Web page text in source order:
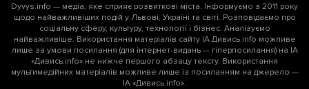
Dyvys.info — медіа, яке сприяє розвиткові міста. Інформуємо з 2011 року
щодо найважливіших подій у Львові, Україні та світі. Розповідаємо про
соціальну сферу, культуру, технології і бізнес. Аналізуємо
найважливіше. Використання матеріалів сайту ІА Дивись.info можливе
лише за умови посилання (для інтернет-видань — гіперпосилання) на ІА
«Дивись.info» не нижче першого абзацу тексту. Використання
мультимедійних матеріалів можливе лише із посиланням на джерело —
ІА «Дивись.info».